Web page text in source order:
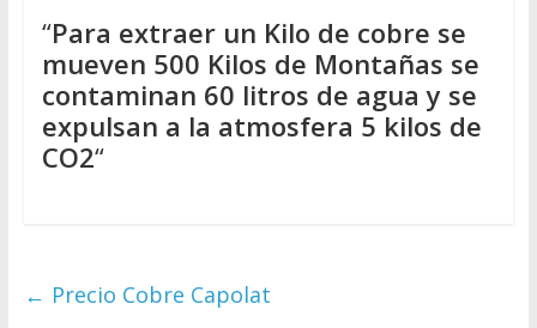
“Para extraer un Kilo de cobre se
mueven 500 Kilos de Montañas se
contaminan 60 litros de agua y se
expulsan a la atmosfera 5 kilos de
CO2“
← Precio Cobre Capolat